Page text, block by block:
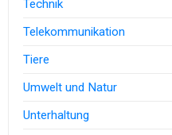
Technik
Telekommunikation
Tiere
Umwelt und Natur
Unterhaltung